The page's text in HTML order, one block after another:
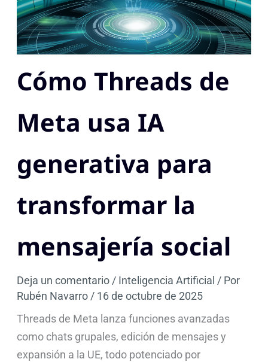
Cómo Threads de
Meta usa IA
generativa para
transformar la
mensajería social
Deja un comentario/ Inteligencia Artificial / Por
Rubén Navarro/ 16 de octubre de 2025
Threads de Meta lanza funciones avanzadas
como chats grupales, edición de mensajes y
expansión a la UE, todo potenciado por